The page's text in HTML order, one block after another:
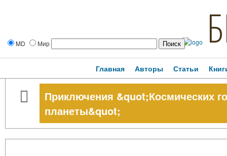
MD Мир
Главная Авторы Статьи
Приключения &quot;Космических
планеты&quot;